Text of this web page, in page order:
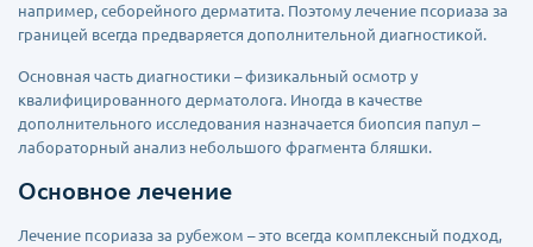
например, себорейного дерматита. Поэтому лечение псориаза за
границей всегда предваряется дополнительной диагностикой.
Основная часть диагностики – физикальный осмотр у
квалифицированного дерматолога. Иногда в качестве
дополнительного исследования назначается биопсия папул –
лабораторный анализ небольшого фрагмента бляшки.
Основное лечение
Лечение псориаза за рубежом – это всегда комплексный подход,